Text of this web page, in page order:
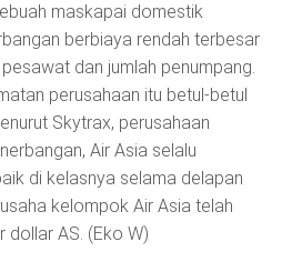
maskapai domestik
berbiaya rendah terbesar
dan jumlah penumpang.
perusahaan itu betul-betul
Skytrax, perusahaan
Air Asia selalu
di kelasnya selama delapan
kelompok Air Asia telah
dollar AS. (Eko W)